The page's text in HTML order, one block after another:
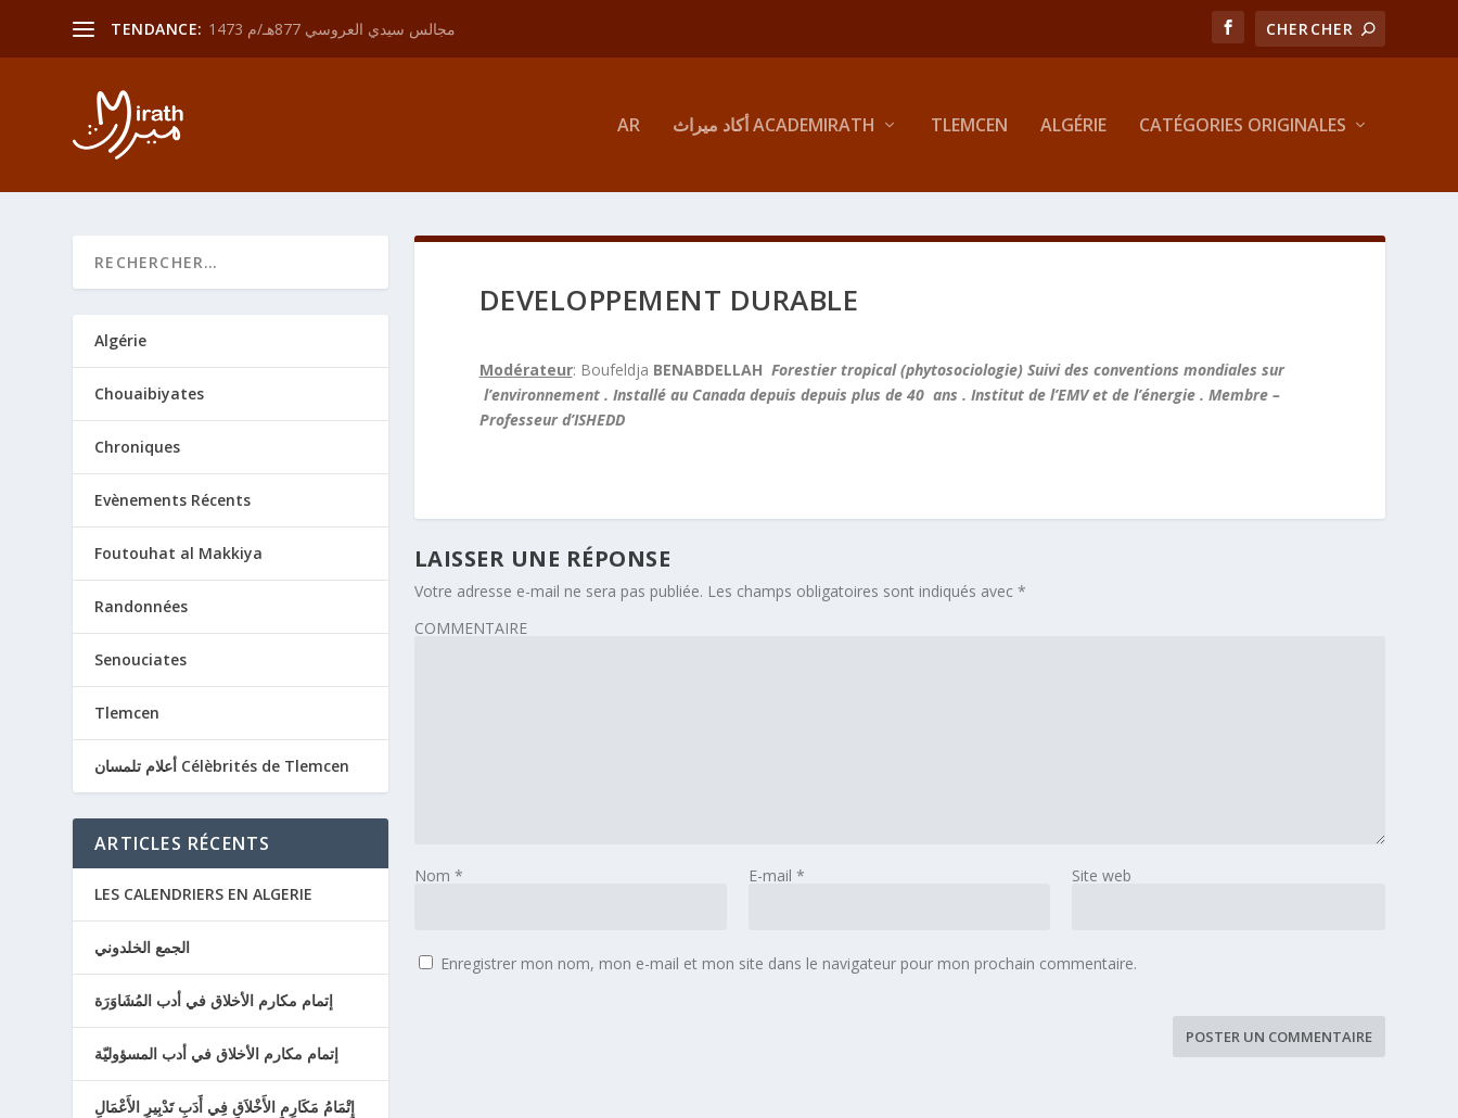
TENDANCE: مجالس سيدي العروسي 877هـ/م 1473
AR أكاد ميراث ACADEMIRATH TLEMCEN ALGÉRIE CATÉGORIES ORIGINALES
DEVELOPPEMENT DURABLE
Modérateur: Boufeldja BENABDELLAH Forestier tropical (phytosociologie) Suivi des conventions mondiales sur
l’environnement . Installé au Canada depuis depuis plus de 40 ans . Institut de l’EMV et de l’énergie . Membre –
Professeur d’ISHEDD
LAISSER UNE RÉPONSE
Votre adresse e-mail ne sera pas publiée. Les champs obligatoires sont indiqués avec *
COMMENTAIRE
Nom * E-mail * Site web
Enregistrer mon nom, mon e-mail et mon site dans le navigateur pour mon prochain commentaire.
Algérie
Chouaibiyates
Chroniques
Evènements Récents
Foutouhat al Makkiya
Randonnées
Senouciates
Tlemcen
أعلام تلمسان Célèbrités de Tlemcen
ARTICLES RÉCENTS
LES CALENDRIERS EN ALGERIE
الجمع الخلدوني
إتمام مكارم الأخلاق في أدب المُشَاوَرَة
إتمام مكارم الأخلاق في أدب المسؤوليّة
إِتْمَامُ مَكَارِمِ الأَخْلاَقِ فِي أَدَبِ تَدْبِيرِ الأَعْمَالِ